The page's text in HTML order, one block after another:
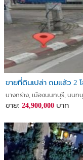
ขายที่ดินเปล่า ถมแล้ว 2
บางกร่าง, เมืองนนทบุรี, นนท
ขาย: 24,900,000 บาท